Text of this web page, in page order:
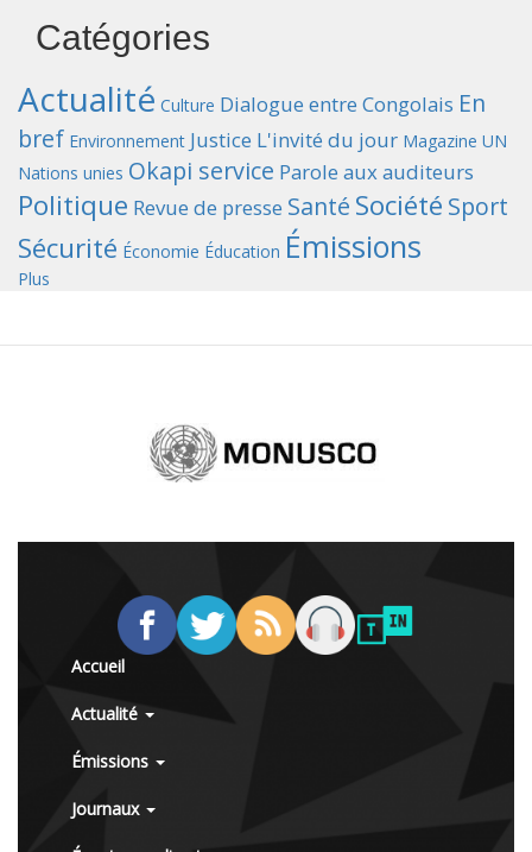
Catégories
Actualité Culture Dialogue entre Congolais En
bref Environnement Justice L'invité du jour Magazine UN
Nations unies Okapi service Parole aux auditeurs
Politique Revue de presse Santé Société Sport
Sécurité Économie Éducation Émissions
Plus
Accueil
Actualité
Émissions
Journaux